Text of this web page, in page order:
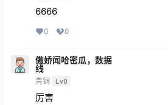
6666
0 0
傲娇闻哈密瓜，数据
线
青铜 Lv0
厉害